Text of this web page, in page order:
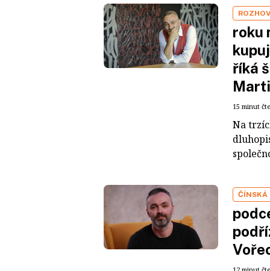
roku
říká
15 minut
Na
ČÍNSKÁ
12 minut